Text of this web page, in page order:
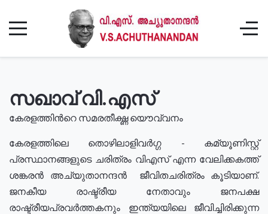
സഖാവ് വി.എസ്
കേരളത്തിൻറെ സമരതീക്ഷ്ണ യൌവ്വനം
കേരളത്തിലെ തൊഴിലാളിവർഗ്ഗ - കമ്യൂണിസ്റ്റ്
പ്രസ്ഥാനങ്ങളുടെ ചരിത്രം വിഎസ് എന്ന വേലിക്കകത്ത്
ശങ്കരൻ അച്യുതാനന്ദൻ ജീവിതചരിത്രം കൂടിയാണ്.
ജനകീയ രാഷ്ട്രീയ നേതാവും ജനപക്ഷ
രാഷ്ട്രീയപ്രവർത്തകനും ഇന്ത്യയിലെ ജീവിച്ചിരിക്കുന്ന